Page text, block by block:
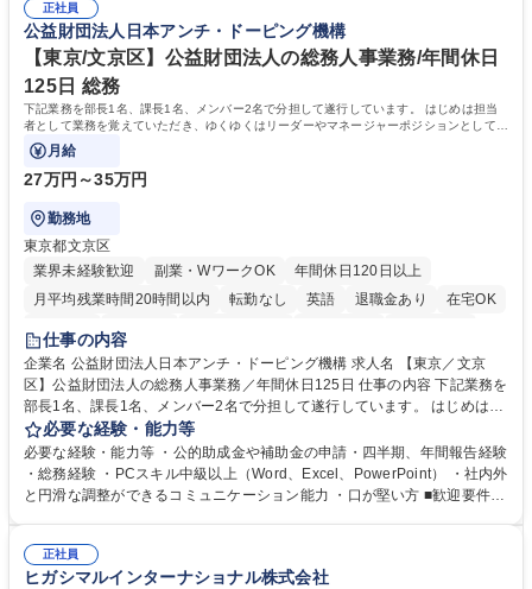
でも質問・相談できる環境が整っているため、安心して成長できます。 募
集職種 【森ビルG】人事・総務◆賞与5ヶ月◆年休120日◆残業少なめ◆
リモート可
務に挑戦できるため、自身の成長と組織への貢献度をダイレクトに実感で
きます。 残業少なめ、週1日リモート可など、ワークライフバランスを保
ち長期活躍できる環境です。 「これまでの幅広い経験を活かし、長期的な
キャリアを築きたい」という前向きな意欲と挑戦を全力で応援します。 学
歴・資格 学歴：大学院 大学 高専 短大 専修学校 高校 語学力： 資格：日商
簿記検定1級 日商簿記検定2級 日商簿記検定3級
正社員
公益財団法人日本アンチ・ドーピング機構
【東京/文京区】公益財団法人の総務人事業務/年間休日
125日 総務
下記業務を部長1名、課長1名、メンバー2名で分担して遂行しています。 はじめは担当
者として業務を覚えていただき、ゆくゆくはリーダーやマネージャーポジションとして活
躍いただくことを期待しています。
月給
27万円～35万円
勤務地
東京都文京区
業界未経験歓迎
副業・WワークOK
年間休日120日以上
月平均残業時間20時間以内
転勤なし 英語 退職金あり
在宅OK
賞与あり
育休あり
食事補助あり
仕事の内容
企業名 公益財団法人日本アンチ・ドーピング機構 求人名 【東京／文京
区】公益財団法人の総務人事業務／年間休日125日 仕事の内容 下記業務を
部長1名、課長1名、メンバー2名で分担して遂行しています。 はじめは担
当者として業務を覚えていただき、ゆくゆくはリーダーやマネージャーポ
ジションとして活躍いただくことを期待しています。 【総務・人事グルー
プの業務内容】 ・人事制度関連 ・採用活動 ・教育研修の企画、実行 ・勤
怠管理 ・官公庁への各種提出 ・法定の会議運営（評議員会、理事会） ・
管理 ・福利厚生関連 ・職員からの問合せ、相談対応 ・その他日常の総務
業務全般 募集職種 【東京／文京区】公益財団法人の総務人事業務／年間
必要な経験・能力等
必要な経験・能力等 ・公的助成金や補助金の申請・四半期、年間報告経験
・総務経験 ・PCスキル中級以上（Word、Excel、PowerPoint） ・社内外
と円滑な調整ができるコミュニケーション能力 ・口が堅い方 ■歓迎要件
正社員
ヒガシマルインターナショナル株式会社